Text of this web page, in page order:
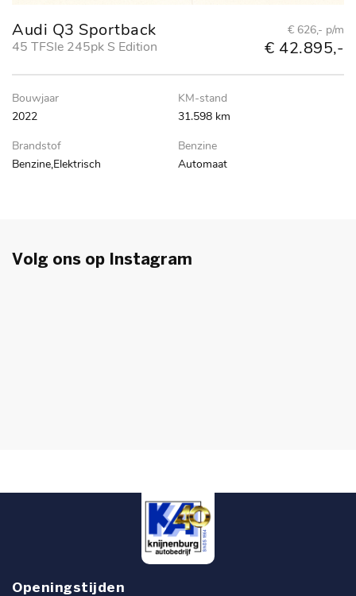
Audi Q3 Sportback
45 TFSIe 245pk S Edition
€ 626,- p/m
€ 42.895,-
Bouwjaar
2022
KM-stand
31.598 km
Brandstof
Benzine,Elektrisch
Benzine
Automaat
Volg ons op Instagram
Openingstijden